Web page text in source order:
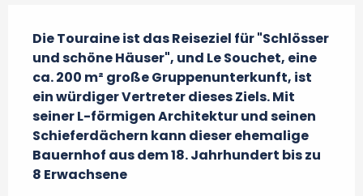
Die Touraine ist das Reiseziel für "Schlösser
und schöne Häuser", und Le Souchet, eine
ca. 200 m² große Gruppenunterkunft, ist
ein würdiger Vertreter dieses Ziels. Mit
seiner L-förmigen Architektur und seinen
Schieferdächern kann dieser ehemalige
Bauernhof aus dem 18. Jahrhundert bis zu
8 Erwachsene